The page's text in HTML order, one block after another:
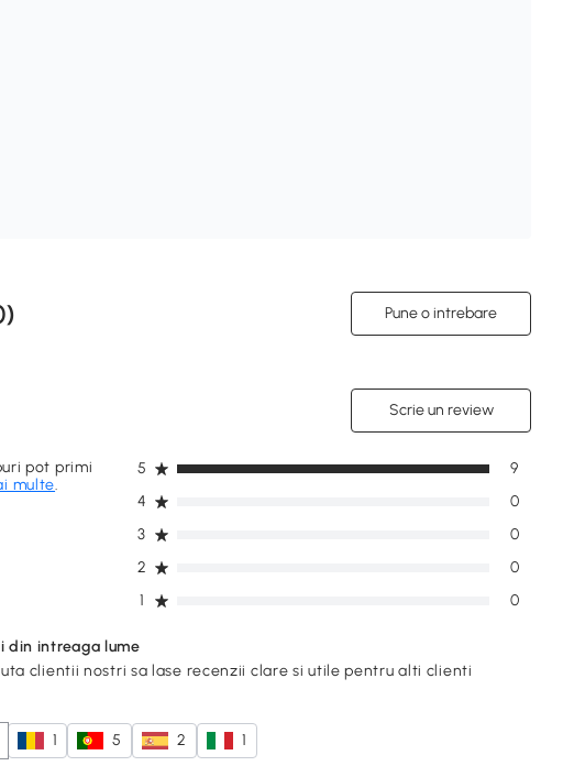
) Pune o intrebare
Scrie un review
pot primi
multe.
1 0
2 0
3 0
4 0
5 9
din intreaga lume
clientii nostri sa lase recenzii clare si utile pentru alti clienti
1 5 2 1